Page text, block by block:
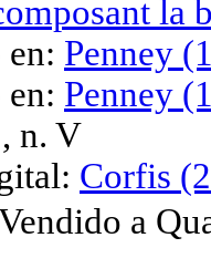
Penney
Penney
n. V
Corfis
a